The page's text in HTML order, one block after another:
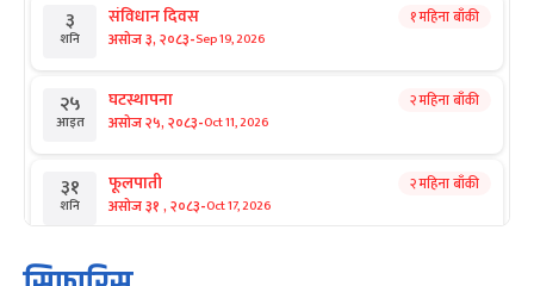
३
शनि
संविधान दिवस
असोज ३, २०८३-Sep 19, 2026
१ महिना बाँकी
२५
आइत
घटस्थापना
असोज २५, २०८३-Oct 11, 2026
२ महिना बाँकी
३१
शनि
फूलपाती
असोज ३१ , २०८३-Oct 17, 2026
२ महिना बाँकी
१ कार्तिक सङ्क्रान्ति